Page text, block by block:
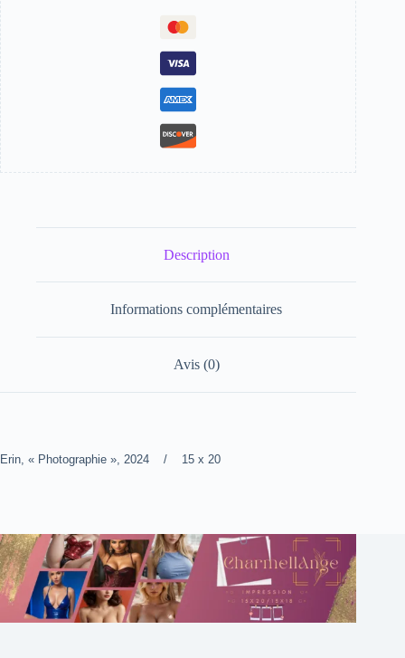
Description
Informations complémentaires
Avis (0)
Erin, « Photographie », 2024 / 15 x 20